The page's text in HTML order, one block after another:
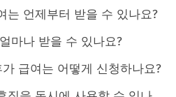
는 언제부터 받을 수 있나요?
마나 받을 수 있나요?
급여는 어떻게 신청하나요?